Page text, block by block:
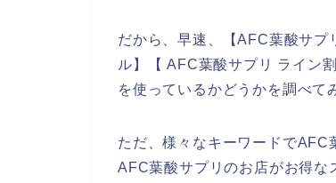
だから、早速、【AFC葉酸サプ
ル】【 AFC葉酸サプリ ライン
を使っているかどうかを調べて
ただ、様々なキーワードでAFC
AFC葉酸サプリのお店がお得な